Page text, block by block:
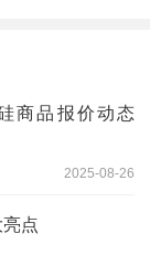
商品报价动态
2025-08-26
点